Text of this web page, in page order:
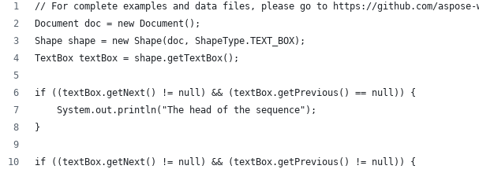
// For complete examples and data files, please go to https://github.com/aspose-
Document doc = new Document();
Shape shape = new Shape(doc, ShapeType.TEXT_BOX);
TextBox textBox = shape.getTextBox();
if ((textBox.getNext() != null) && (textBox.getPrevious() == null)) {
    System.out.println("The head of the sequence");
}
if ((textBox.getNext() != null) && (textBox.getPrevious() != null)) {